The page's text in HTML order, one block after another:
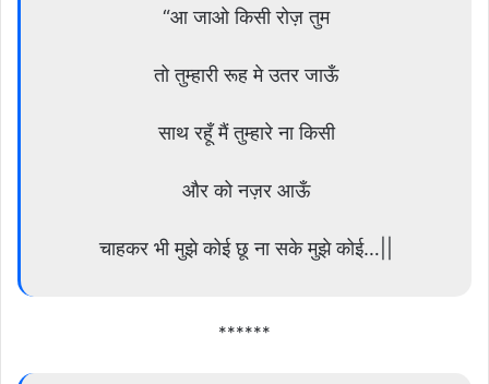
“आ जाओ किसी रोज़ तुम
तो तुम्हारी रूह मे उतर जाऊँ
साथ रहूँ मैं तुम्हारे ना किसी
और को नज़र आऊँ
चाहकर भी मुझे कोई छू ना सके मुझे कोई…||
******